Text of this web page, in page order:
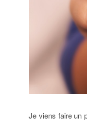
Je viens faire un